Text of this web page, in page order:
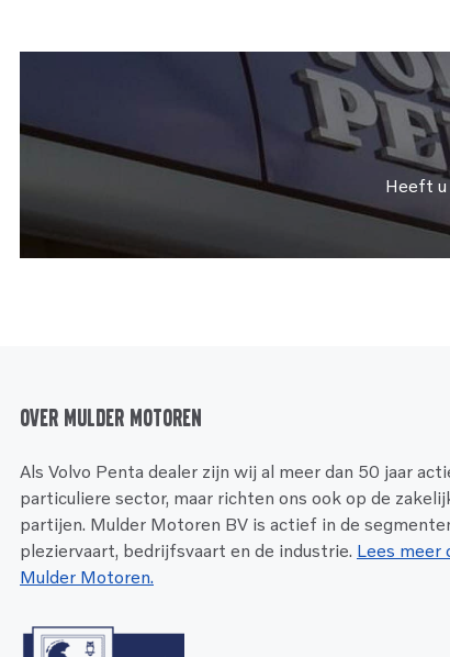
Heeft u
Over Mulder Motoren
Als Volvo Penta dealer zijn wij al meer dan 50 jaar
particuliere sector, maar richten ons ook op de
partijen. Mulder Motoren BV is actief in de
pleziervaart, bedrijfsvaart en de industrie. Lees meer
Mulder Motoren.